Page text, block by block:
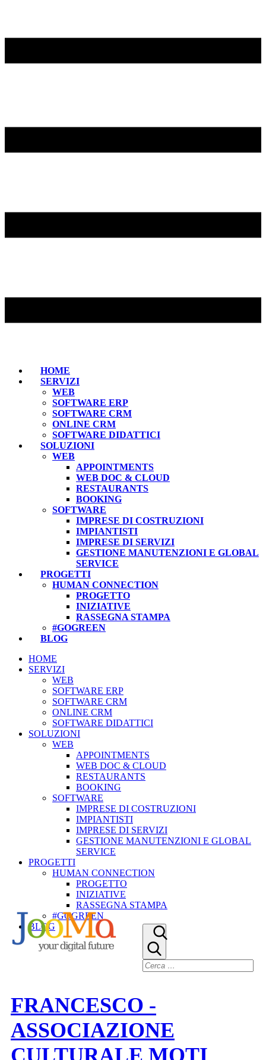
HOME
SERVIZI
WEB
SOFTWARE ERP
SOFTWARE CRM
ONLINE CRM
SOFTWARE DIDATTICI
SOLUZIONI
WEB
APPOINTMENTS
WEB DOC & CLOUD
RESTAURANTS
BOOKING
SOFTWARE
IMPRESE DI COSTRUZIONI
IMPIANTISTI
IMPRESE DI SERVIZI
GESTIONE MANUTENZIONI E GLOBAL
SERVICE
PROGETTI
HUMAN CONNECTION
PROGETTO
INIZIATIVE
RASSEGNA STAMPA
#GOGREEN
BLOG
HOME
SERVIZI
WEB
SOFTWARE ERP
SOFTWARE CRM
ONLINE CRM
SOFTWARE DIDATTICI
SOLUZIONI
WEB
APPOINTMENTS
WEB DOC & CLOUD
RESTAURANTS
BOOKING
SOFTWARE
IMPRESE DI COSTRUZIONI
IMPIANTISTI
IMPRESE DI SERVIZI
GESTIONE MANUTENZIONI E GLOBAL
SERVICE
PROGETTI
HUMAN CONNECTION
PROGETTO
INIZIATIVE
RASSEGNA STAMPA
#GOGREEN
BLOG
FRANCESCO -
ASSOCIAZIONE
CULTURALE MOTI